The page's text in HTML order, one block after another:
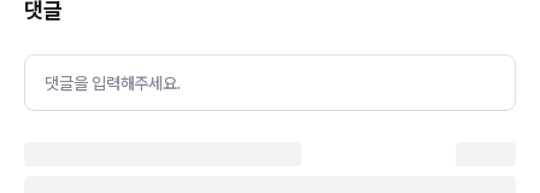
댓글
댓글을 입력해주세요.